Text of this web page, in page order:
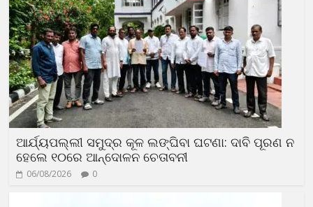
ଆର୍ଯ୍ୟପଲ୍ଲୀ ସମୁଦ୍ର କୂଳ ଲଙ୍ଘିବା ଘଟଣା: ଦାବି ପୂରଣ ନ
ହେଲେ ୧୦ରେ ଆନ୍ଦୋଳନ ଚେତାବନୀ
06/08/2026 0